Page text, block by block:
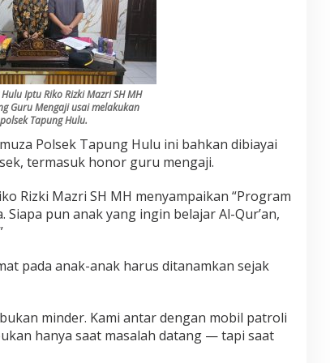
Iptu Riko Rizki Mazri SH MH
Guru Mengaji usai melakukan
Tapung Hulu.
Polsek Tapung Hulu ini bahkan dibiayai
termasuk honor guru mengaji.
Rizki Mazri SH MH menyampaikan “Program
Siapa pun anak yang ingin belajar Al-Qur’an,
pada anak-anak harus ditanamkan sejak
minder. Kami antar dengan mobil patroli
hanya saat masalah datang — tapi saat